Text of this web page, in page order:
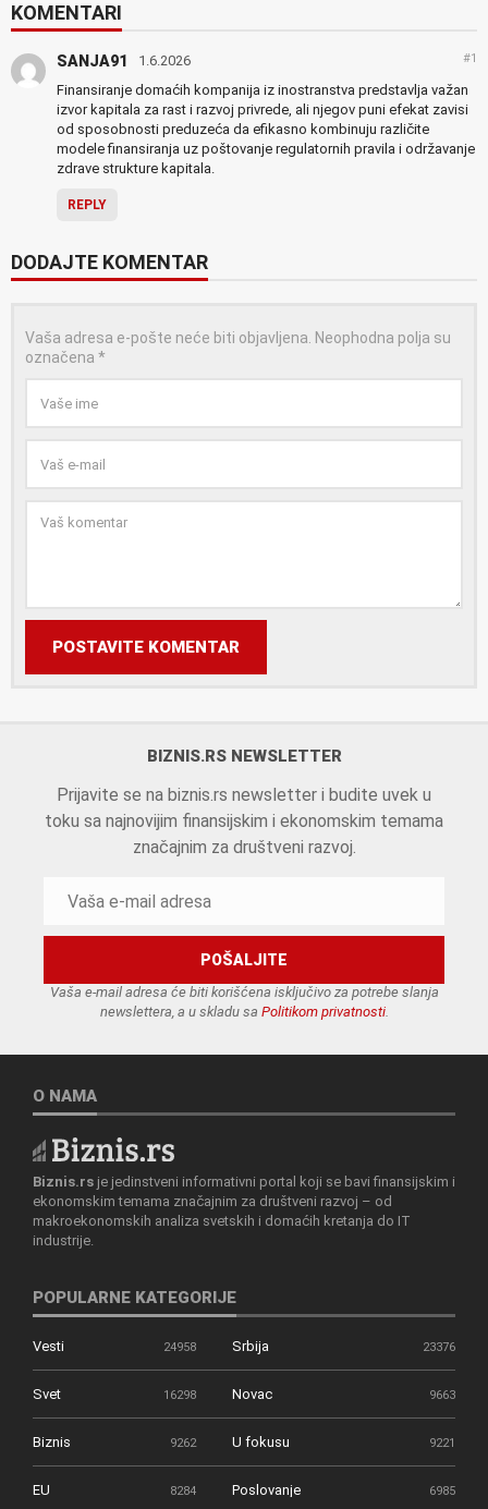
KOMENTARI
SANJA91 1.6.2026 #1
Finansiranje domaćih kompanija iz inostranstva predstavlja važan
izvor kapitala za rast i razvoj privrede, ali njegov puni efekat zavisi
od sposobnosti preduzeća da efikasno kombinuju različite
modele finansiranja uz poštovanje regulatornih pravila i održavanje
zdrave strukture kapitala.
REPLY
DODAJTE KOMENTAR
Vaša adresa e-pošte neće biti objavljena. Neophodna polja su
označena *
POSTAVITE KOMENTAR
BIZNIS.RS NEWSLETTER
Prijavite se na biznis.rs newsletter i budite uvek u
toku sa najnovijim finansijskim i ekonomskim temama
značajnim za društveni razvoj.
Vaša e-mail adresa će biti korišćena isključivo za potrebe slanja
newslettera, a u skladu sa Politikom privatnosti.
O NAMA
Biznis.rs je jedinstveni informativni portal koji se bavi finansijskim i
ekonomskim temama značajnim za društveni razvoj – od
makroekonomskih analiza svetskih i domaćih kretanja do IT
industrije.
POPULARNE KATEGORIJE
Vesti 24958 Srbija 23376
Svet 16298 Novac 9663
Biznis 9262 U fokusu 9221
EU 8284 Poslovanje 6985